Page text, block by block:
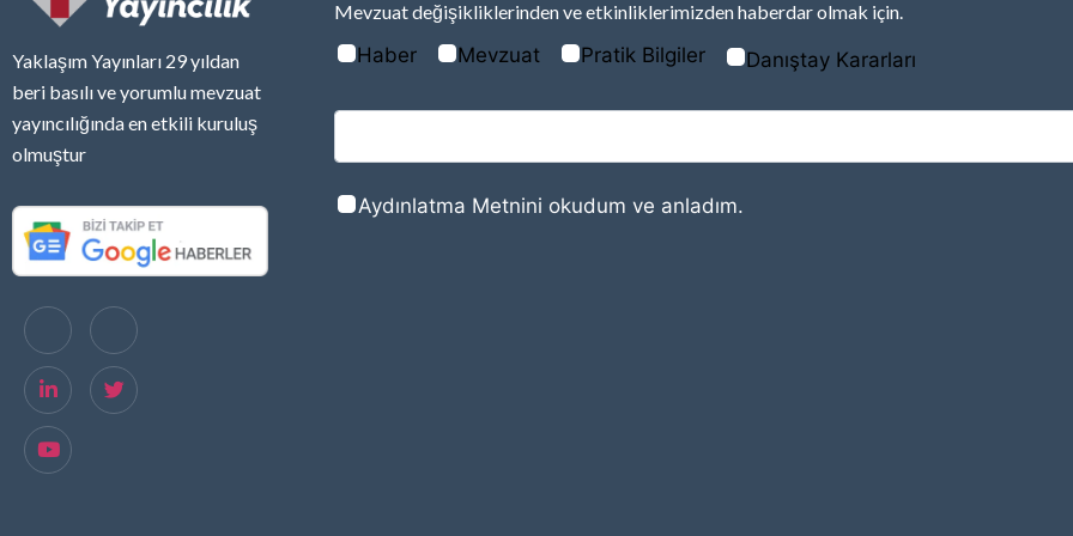
Yaklaşım Yayınları 29 yıldan
beri basılı ve yorumlu mevzuat
yayıncılığında en etkili kuruluş
olmuştur
Mevzuat değişikliklerinden ve etkinliklerimizden haberdar olmak için.
Haber Mevzuat Pratik Bilgiler Danıştay Kararları
Aydınlatma Metnini okudum ve anladım.